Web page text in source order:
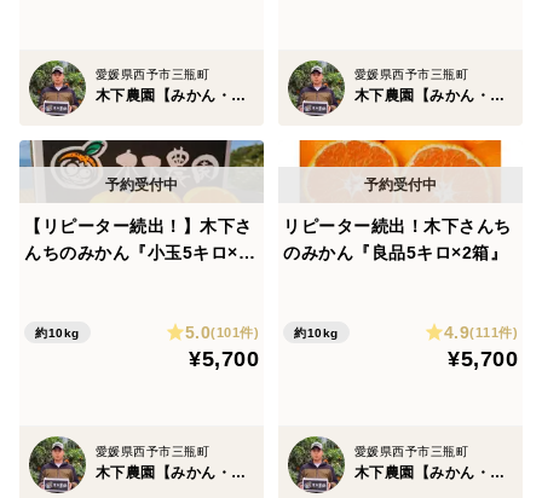
愛媛県西予市三瓶町
木下農園【みかん・柑橘グランプリ2026総合部門銅賞受賞】
愛媛県西予市三瓶町
木下農園【みかん・柑橘グランプリ2026総合部門銅賞受賞】
【リピーター続出！】木下さ
んちのみかん『小玉5キロ×2
約10kg 5.0(101件)
¥5,700
愛媛県西予市三瓶町
木下農園【みかん・柑橘グランプリ2026総合部門銅賞受賞】
リピーター続出！木下さんち
のみかん『良品5キロ×2箱』
約10kg 4.9(111件)
¥5,700
愛媛県西予市三瓶町
木下農園【みかん・柑橘グランプリ2026総合部門銅賞受賞】